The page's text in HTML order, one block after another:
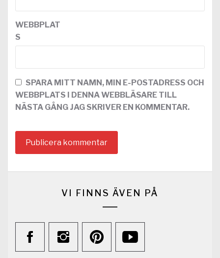
WEBBPLAT
S
SPARA MITT NAMN, MIN E-POSTADRESS OCH
WEBBPLATS I DENNA WEBBLÄSARE TILL
NÄSTA GÅNG JAG SKRIVER EN KOMMENTAR.
VI FINNS ÄVEN PÅ